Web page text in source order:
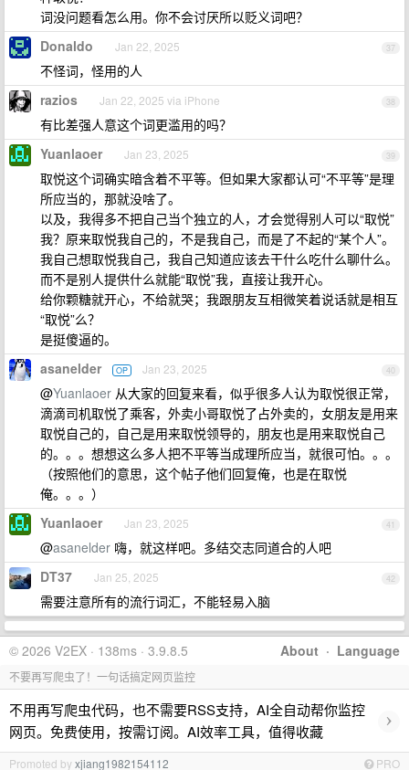
词没问题看怎么用。你不会讨厌所以贬义词吧？
37
Donaldo Jan 22, 2025
不怪词，怪用的人
38
razios Jan 22, 2025 via iPhone
有比差强人意这个词更滥用的吗？
39
Yuanlaoer Jan 23, 2025
取悦这个词确实暗含着不平等。但如果大家都认可“不平等”是理
所应当的，那就没啥了。
以及，我得多不把自己当个独立的人，才会觉得别人可以“取悦”
我？原来取悦我自己的，不是我自己，而是了不起的“某个人”。
我自己想取悦我自己，我自己知道应该去干什么吃什么聊什么。
而不是别人提供什么就能“取悦”我，直接让我开心。
给你颗糖就开心，不给就哭；我跟朋友互相微笑着说话就是相互
“取悦”么？
是挺傻逼的。
40
asanelder OP Jan 23, 2025
@Yuanlaoer 从大家的回复来看，似乎很多人认为取悦很正常，
滴滴司机取悦了乘客，外卖小哥取悦了占外卖的，女朋友是用来
取悦自己的，自己是用来取悦领导的，朋友也是用来取悦自己
的。。。想想这么多人把不平等当成理所应当，就很可怕。。。
（按照他们的意思，这个帖子他们回复俺，也是在取悦
俺。。。）
41
Yuanlaoer Jan 23, 2025
@asanelder 嗨，就这样吧。多结交志同道合的人吧
42
DT37 Jan 25, 2025
需要注意所有的流行词汇，不能轻易入脑
About · Language
© 2026 V2EX · 138ms · 3.9.8.5
不要再写爬虫了！一句话搞定网页监控
不用再写爬虫代码，也不需要RSS支持，AI全自动帮你监控
网页。免费使用，按需订阅。AI效率工具，值得收藏
›
Promoted byxjiang1982154112 PRO